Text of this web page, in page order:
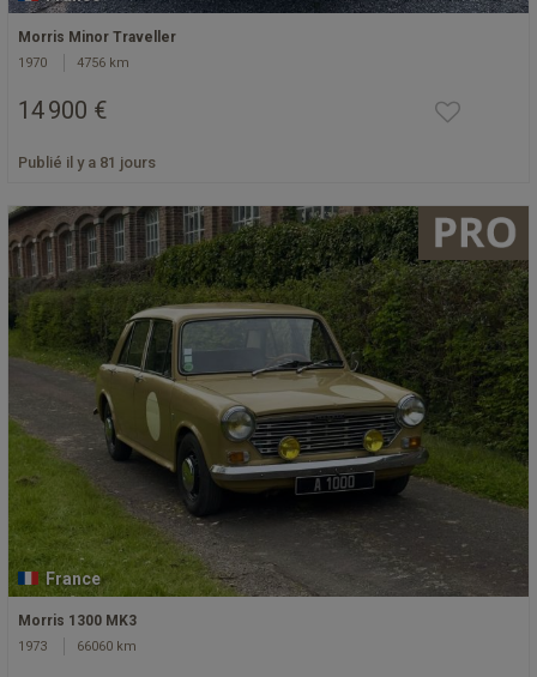
Morris Minor Traveller
1970 4756 km
14 900 €
Publié il y a 81 jours
France
Morris 1300 MK3
1973 66060 km